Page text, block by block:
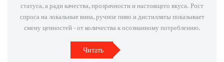
статуса, а ради качества, прозрачности и настоящего вкуса. Рост
спроса на локальные вина, ручное пиво и дистилляты показывает
смену ценностей - от количества к осознанному потреблению.
Читать
далее